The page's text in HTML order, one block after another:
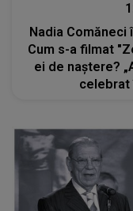
Nadia
Cum s-a filmat
ei de naștere?
celebrat